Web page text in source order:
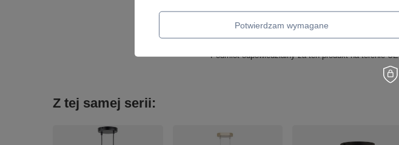
Podmiot odpowiedzialny za ten produkt na terenie UE
Klasa IP
Z tej samej serii:
Potwierdzam wymagane